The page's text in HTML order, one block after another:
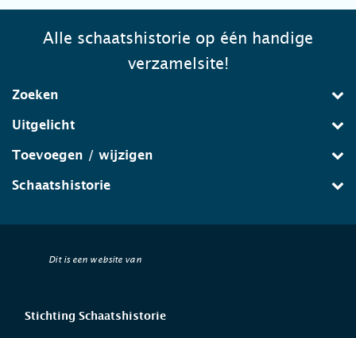
Alle schaatshistorie op één handige
verzamelsite!
Zoeken
Uitgelicht
Toevoegen / wijzigen
Schaatshistorie
Dit is een website van
Stichting Schaatshistorie